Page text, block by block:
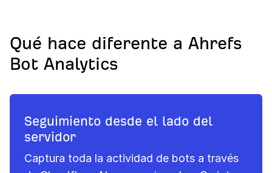
Qué hace diferente a Ahrefs
Bot Analytics
Seguimiento desde el lado del
servidor
Captura toda la actividad de bots a través